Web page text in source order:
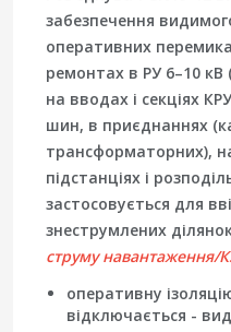
забезпечення
оперативних
ремонтах в РУ 6–10 кВ
на вводах і секціях
шин, в приєднаннях
трансформаторних),
підстанціях і
застосовується для
знеструмлених
струму навантаження/
оперативну
відключається -